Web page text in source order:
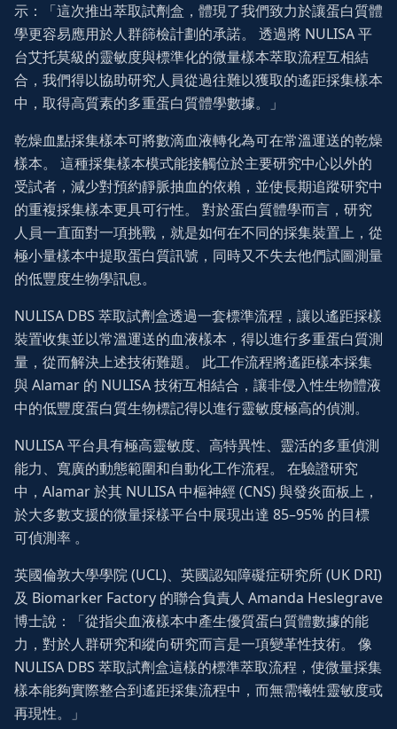
示：「這次推出萃取試劑盒，體現了我們致力於讓蛋白質體
學更容易應用於人群篩檢計劃的承諾。 透過將 NULISA 平
台艾托莫級的靈敏度與標準化的微量樣本萃取流程互相結
合，我們得以協助研究人員從過往難以獲取的遙距採集樣本
中，取得高質素的多重蛋白質體學數據。」
乾燥血點採集樣本可將數滴血液轉化為可在常溫運送的乾燥
樣本。 這種採集樣本模式能接觸位於主要研究中心以外的
受試者，減少對預約靜脈抽血的依賴，並使長期追蹤研究中
的重複採集樣本更具可行性。 對於蛋白質體學而言，研究
人員一直面對一項挑戰，就是如何在不同的採集裝置上，從
極小量樣本中提取蛋白質訊號，同時又不失去他們試圖測量
的低豐度生物學訊息。
NULISA DBS 萃取試劑盒透過一套標準流程，讓以遙距採樣
裝置收集並以常溫運送的血液樣本，得以進行多重蛋白質測
量，從而解決上述技術難題。 此工作流程將遙距樣本採集
與 Alamar 的 NULISA 技術互相結合，讓非侵入性生物體液
中的低豐度蛋白質生物標記得以進行靈敏度極高的偵測。
NULISA 平台具有極高靈敏度、高特異性、靈活的多重偵測
能力、寬廣的動態範圍和自動化工作流程。 在驗證研究
中，Alamar 於其 NULISA 中樞神經 (CNS) 與發炎面板上，
於大多數支援的微量採樣平台中展現出達 85–95% 的目標
可偵測率 。
英國倫敦大學學院 (UCL)、英國認知障礙症研究所 (UK DRI)
及 Biomarker Factory 的聯合負責人 Amanda Heslegrave
博士說：「從指尖血液樣本中產生優質蛋白質體數據的能
力，對於人群研究和縱向研究而言是一項變革性技術。 像
NULISA DBS 萃取試劑盒這樣的標準萃取流程，使微量採集
樣本能夠實際整合到遙距採集流程中，而無需犧牲靈敏度或
再現性。」